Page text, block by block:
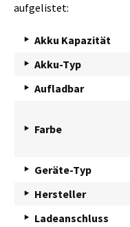
aufgelistet:
Akku Kapazität
Akku-Typ
Aufladbar
Farbe
Geräte-Typ
Hersteller
Ladeanschluss